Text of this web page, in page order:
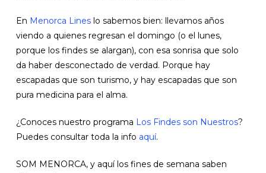
En Menorca Lineslo sabemos bien: llevamos años
viendo a quienes regresan el domingo (o el lunes,
porque los findes se alargan), con esa sonrisa que solo
da haber desconectado de verdad. Porque hay
escapadas que son turismo, y hay escapadas que son
pura medicina para el alma.
¿Conoces nuestro programa Los Findes son Nuestros?
Puedes consultar toda la info aquí.
SOM MENORCA, y aquí los fines de semana saben